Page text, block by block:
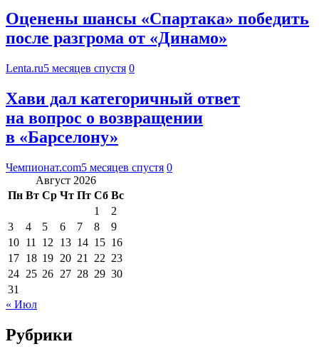
Оценены шансы «Спартака» победить
после разгрома от «Динамо»
Lenta.ru5 месяцев спустя 0
Хави дал категоричный ответ
на вопрос о возвращении
в «Барселону»
Чемпионат.com5 месяцев спустя 0
Август 2026
Пн Вт Ср Чт Пт Сб Вс
1
2
3
4 5 6 7 8
9
10 11 12 13 14 15 16
17 18 19 20 21 22 23
24 25 26 27 28 29 30
31
« Июл
Рубрики